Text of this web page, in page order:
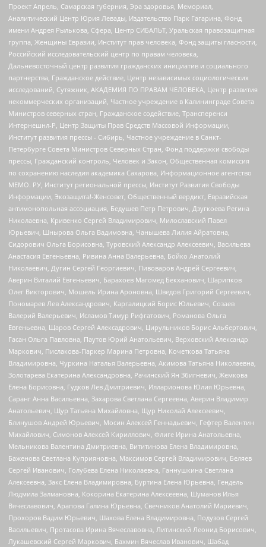
Проект Апрель, Самарская губерния, Эра здоровья, Мемориал,
Аналитический Центр Юрия Левады, Издательство Парк Гагарина, Фонд
имени Андрея Рылькова, Сфера, Центр СИБАЛЬТ, Уральская правозащитная
группа, Женщины Евразии, Институт прав человека, Фонд защиты гласности,
Российский исследовательский центр по правам человека,
Дальневосточный центр развития гражданских инициатив и социального
партнерства, Гражданское действие, Центр независимых социологических
исследований, Сутяжник, АКАДЕМИЯ ПО ПРАВАМ ЧЕЛОВЕКА, Центр развития
некоммерческих организаций, Частное учреждение в Калининграде Совета
Министров северных стран, Гражданское содействие, Трансперенси
Интернешнл-Р, Центр Защиты Прав Средств Массовой Информации,
Институт развития прессы - Сибирь, Частное учреждение в Санкт-
Петербурге Совета Министров Северных Стран, Фонд поддержки свободы
прессы, Гражданский контроль, Человек и Закон, Общественная комиссия
по сохранению наследия академика Сахарова, Информационное агентство
МЕМО. РУ, Институт региональной прессы, Институт Развития Свободы
Информации, Экозащита!-Женсовет, Общественный вердикт, Евразийская
антимонопольная ассоциация, Бедушев Петр Петрович, Дзугкоева Регина
Николаевна, Кривенко Сергей Владимирович, Милославский Павел
Юрьевич, Шнырова Ольга Вадимовна, Чанышева Лилия Айратовна,
Сидорович Ольга Борисовна, Туровский Александр Алексеевич, Васильева
Анастасия Евгеньевна, Ривина Анна Валерьевна, Бойко Анатолий
Николаевич, Дугин Сергей Георгиевич, Пивоваров Андрей Сергеевич,
Аверин Виталий Евгеньевич, Барахоев Магомед Бекханович, Шарипков
Олег Викторович, Мошель Ирина Ароновна, Шведов Григорий Сергеевич,
Пономарев Лев Александрович, Каргалицкий Борис Юльевич, Созаев
Валерий Валерьевич, Исламов Тимур Рифгатович, Романова Ольга
Евгеньевна, Щаров Сергей Алексадрович, Цирульников Борис Альбертович,
Гасан Ольга Павловна, Паутов Юрий Анатольевич, Верховский Александр
Маркович, Пислакова-Паркер Марина Петровна, Кочеткова Татьяна
Владимировна, Чуркина Наталья Валерьевна, Акимова Татьяна Николаевна,
Золотарева Екатерина Александровна, Рачинский Ян Збигневич, Жемкова
Елена Борисовна, Гудков Лев Дмитриевич, Илларионова Юлия Юрьевна,
Саранг Анна Васильевна, Захарова Светлана Сергеевна, Аверин Владимир
Анатольевич, Щур Татьяна Михайловна, Щур Николай Алексеевич,
Блинушов Андрей Юрьевич, Мосин Алексей Геннадьевич, Гефтер Валентин
Михайлович, Симонов Алексей Кириллович, Флиге Ирина Анатольевна,
Мельникова Валентина Дмитриевна, Вититинова Елена Владимировна,
Баженова Светлана Куприяновна, Максимов Сергей Владимирович, Беляев
Сергей Иванович, Голубева Елена Николаевна, Ганнушкина Светлана
Алексеевна, Закс Елена Владимировна, Буртина Елена Юрьевна, Гендель
Людмила Залмановна, Кокорина Екатерина Алексеевна, Шуманов Илья
Вячеславович, Арапова Галина Юрьевна, Свечников Анатолий Мариевич,
Прохоров Вадим Юрьевич, Шахова Елена Владимировна, Подузов Сергей
Васильевич, Протасова Ирина Вячеславовна, Литинский Леонид Борисович,
Лукашевский Сергей Маркович, Бахмин Вячеслав Иванович, Шабад